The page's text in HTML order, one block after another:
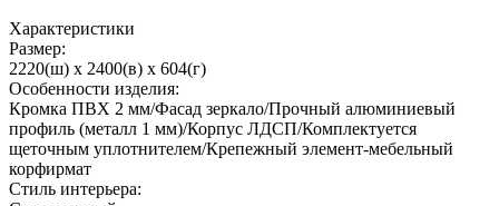
Характеристики
Размер:
2220(ш) x 2400(в) x 604(г)
Особенности изделия:
Кромка ПВХ 2 мм/Фасад зеркало/Прочный алюминиевый
профиль (металл 1 мм)/Корпус ЛДСП/Комплектуется
щеточным уплотнителем/Крепежный элемент-мебельный
корфирмат
Стиль интерьера: